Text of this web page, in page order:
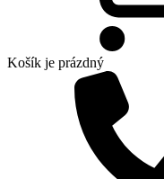
Košík je prázdný